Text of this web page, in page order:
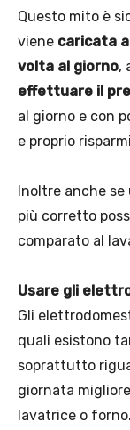
Questo mito è
viene caricata
volta al giorno,
effettuare il
al giorno e con
e proprio
Inoltre anche
più corretto
comparato al
Usare gli
Gli
quali esistono
soprattutto
giornata
lavatrice o forno.